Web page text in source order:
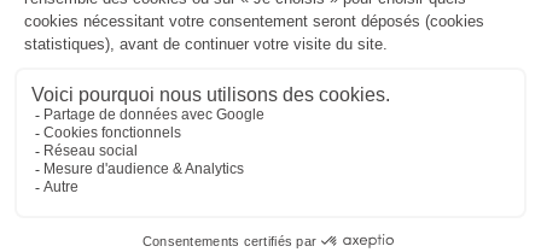
Mentions légalesPolitique de confidentialitéPolitique de cookies
Plan du site
MBA ET ASSOCIÉS
235 Rue Helene Boucher, 34170 CASTELNAU LE LEZ
Bureau secondaire à Cannes